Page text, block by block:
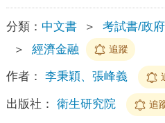
分類： 中文書 ＞ 考試書/政
＞
經濟金融 追蹤
作者： 李秉穎、張峰義
出版社： 衛生研究院 追